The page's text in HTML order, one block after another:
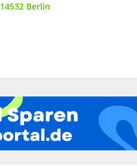
14532 Berlin